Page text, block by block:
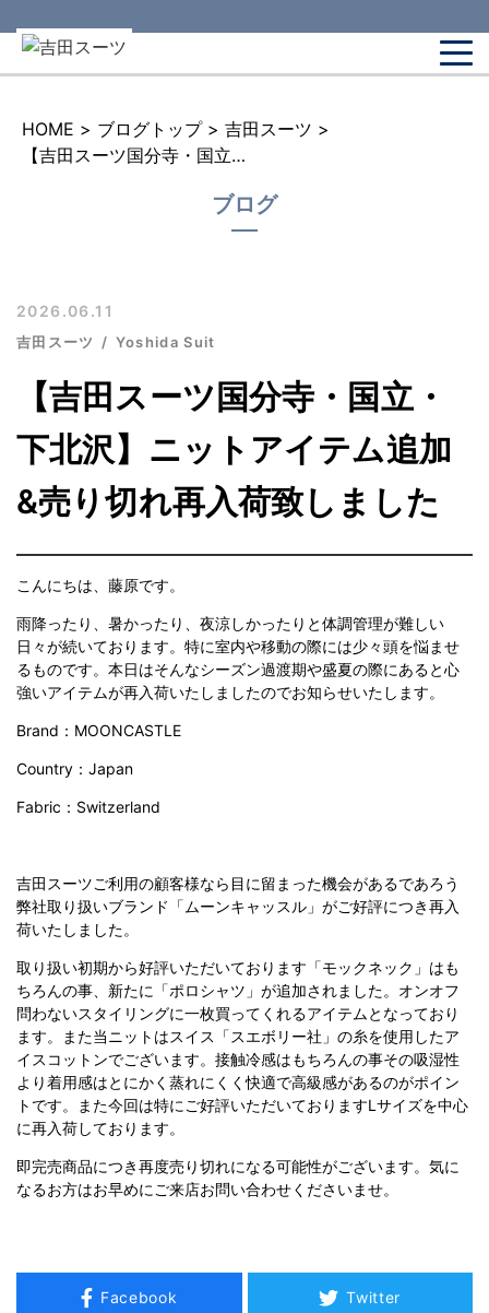
HOME > ブログトップ > 吉田スーツ >
【吉田スーツ国分寺・国立・下北沢】ニットアイテム追加&売り切れ再入荷致しました
ブログ
2026.06.11
吉田スーツ Yoshida Suit
【吉田スーツ国分寺・国立・
下北沢】ニットアイテム追加
&売り切れ再入荷致しました
こんにちは、藤原です。
雨降ったり、暑かったり、夜涼しかったりと体調管理が難しい
日々が続いております。特に室内や移動の際には少々頭を悩ませ
るものです。本日はそんなシーズン過渡期や盛夏の際にあると心
強いアイテムが再入荷いたしましたのでお知らせいたします。
Brand：MOONCASTLE
Country：Japan
Fabric：Switzerland
吉田スーツご利用の顧客様なら目に留まった機会があるであろう
弊社取り扱いブランド「ムーンキャッスル」がご好評につき再入
荷いたしました。
取り扱い初期から好評いただいております「モックネック」はも
ちろんの事、新たに「ポロシャツ」が追加されました。オンオフ
問わないスタイリングに一枚買ってくれるアイテムとなっており
ます。また当ニットはスイス「スエボリー社」の糸を使用したア
イスコットンでございます。接触冷感はもちろんの事その吸湿性
より着用感はとにかく蒸れにくく快適で高級感があるのがポイン
トです。また今回は特にご好評いただいておりますLサイズを中心
に再入荷しております。
即完売商品につき再度売り切れになる可能性がございます。気に
なるお方はお早めにご来店お問い合わせくださいませ。
Facebook Twitter